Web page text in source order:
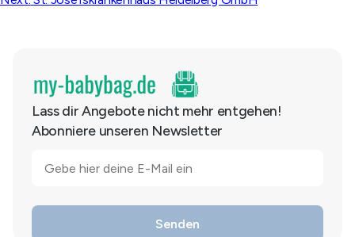
Lass dir Angebote nicht mehr entgehen!
Abonniere unseren Newsletter